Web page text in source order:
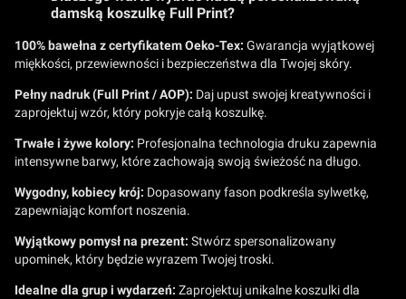
damską koszulkę Full Print?
100% bawełna z certyfikatem Oeko-Tex: Gwarancja wyjątkowej
miękkości, przewiewności i bezpieczeństwa dla Twojej skóry.
Pełny nadruk (Full Print / AOP): Daj upust swojej kreatywności i
zaprojektuj wzór, który pokryje całą koszulkę.
Trwałe i żywe kolory: Profesjonalna technologia druku zapewnia
intensywne barwy, które zachowają swoją świeżość na długo.
Wygodny, kobiecy krój: Dopasowany fason podkreśla sylwetkę,
zapewniając komfort noszenia.
Wyjątkowy pomysł na prezent: Stwórz spersonalizowany
upominek, który będzie wyrazem Twojej troski.
Idealne dla grup i wydarzeń: Zaprojektuj unikalne koszulki dla